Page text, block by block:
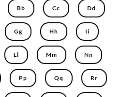
Bb Cc Dd
Gg Hh Ii
Ll Mm Nn
Pp Qq Rr